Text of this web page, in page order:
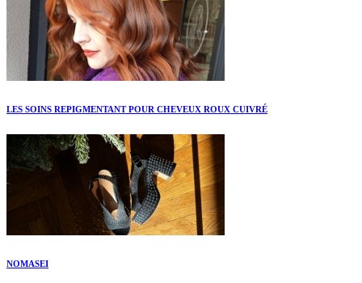
LES SOINS REPIGMENTANT POUR CHEVEUX ROUX CUIVRÉ
NOMASEI